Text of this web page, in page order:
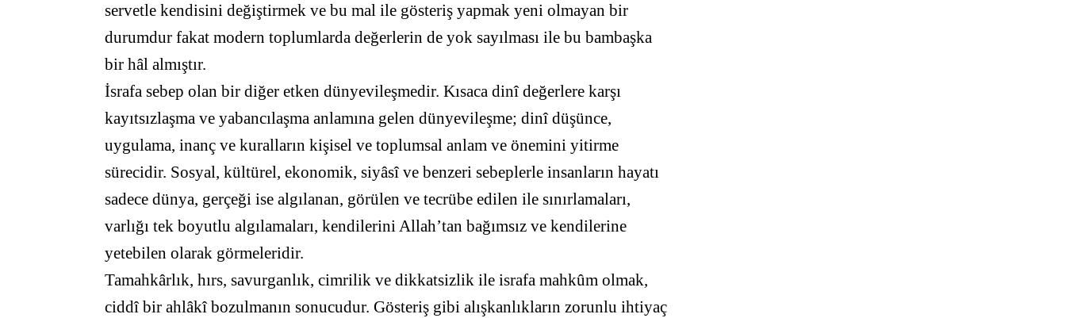
servetle kendisini değiştirmek ve bu mal ile gösteriş yapmak yeni olmayan bir
durumdur fakat modern toplumlarda değerlerin de yok sayılması ile bu bambaşka
bir hâl almıştır.
İsrafa sebep olan bir diğer etken dünyevileşmedir. Kısaca dinî değerlere karşı
kayıtsızlaşma ve yabancılaşma anlamına gelen dünyevileşme; dinî düşünce,
uygulama, inanç ve kuralların kişisel ve toplumsal anlam ve önemini yitirme
sürecidir. Sosyal, kültürel, ekonomik, siyâsî ve benzeri sebeplerle insanların hayatı
sadece dünya, gerçeği ise algılanan, görülen ve tecrübe edilen ile sınırlamaları,
varlığı tek boyutlu algılamaları, kendilerini Allah’tan bağımsız ve kendilerine
yetebilen olarak görmeleridir.
Tamahkârlık, hırs, savurganlık, cimrilik ve dikkatsizlik ile israfa mahkûm olmak,
ciddî bir ahlâkî bozulmanın sonucudur. Gösteriş gibi alışkanlıkların zorunlu ihtiyaç